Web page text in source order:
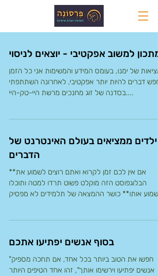
מתכון למשוב אפקטיבי - יוצאים לניסוי
של ימנו, בעומס המידע והמשימות אני כל הזמן
דברים להיות יותר אפקטיבי, לאחרונה השתתפתי
בסדנה של זוג מחנכים מרשת היי-טק-היי....
ילדים ממציאים בעולם האינטרנט של
הדברים
**אם אין לכם זמן לקרוא ואתם רוצים לשמוע את
הבלוגפוסט הזה מוקלט פשוט תרדו למטה ותוכלו
לשמוע אותו** כושר ההמצאה של תלמידים לא מפסיק
בסוף אנשים יפתיעו אתכם
"חפשו את הטוב ביותר בכל אחד, אם תחכה מספיק
אנשים יפתיעו וירשימו אותך", זהו אחד הטיפים היותר